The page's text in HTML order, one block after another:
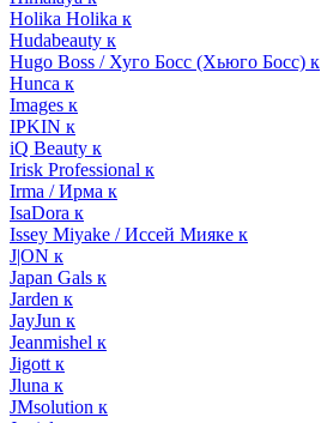
Holika Holika к
Hudabeauty к
Hugo Boss / Хуго Босс (Хьюго Босс) к
Hunca к
Images к
IPKIN к
iQ Beauty к
Irisk Professional к
Irma / Ирма к
IsaDora к
Issey Miyake / Иссей Мияке к
J|ON к
Japan Gals к
Jarden к
JayJun к
Jeanmishel к
Jigott к
Jluna к
JMsolution к